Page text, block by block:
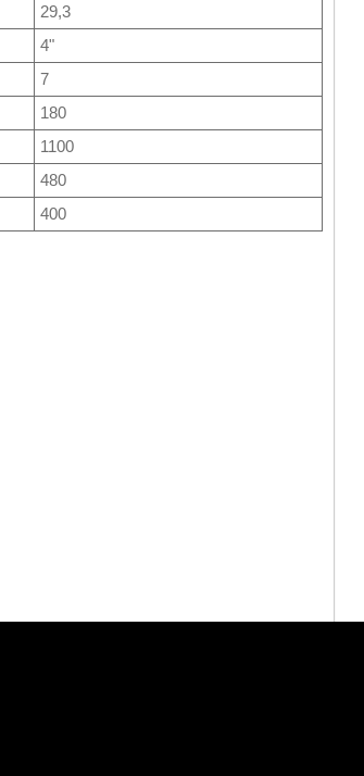
29,3
4"
7
180
1100
480
400